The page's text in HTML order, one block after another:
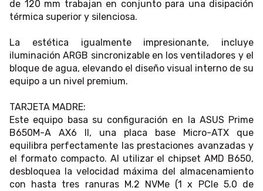
de 120 mm trabajan en conjunto para una disipación
térmica superior y silenciosa.
La estética igualmente impresionante, incluye
iluminación ARGB sincronizable en los ventiladores y el
bloque de agua, elevando el diseño visual interno de su
equipo a un nivel premium.
TARJETA MADRE:
Este equipo basa su configuración en la ASUS Prime
B650M-A AX6 II, una placa base Micro-ATX que
equilibra perfectamente las prestaciones avanzadas y
el formato compacto. Al utilizar el chipset AMD B650,
desbloquea la velocidad máxima del almacenamiento
con hasta tres ranuras M.2 NVMe (1 x PCIe 5.0 de